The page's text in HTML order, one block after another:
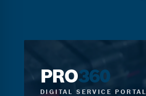
PRO360
DIGITAL SERVICE PORTAL